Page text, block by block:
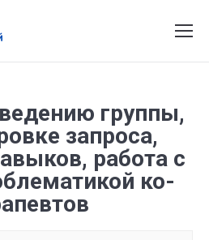
группы,
запроса,
работа с
ко-